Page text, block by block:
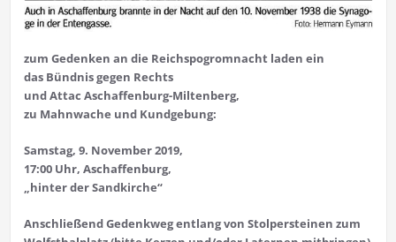
zum Gedenken an die Reichs­pogromnacht laden ein
das Bündnis gegen Rechts
und Attac Aschaffenburg-Miltenberg,
zu Mahnwache und Kundgebung:
Samstag, 9. November 2019,
17:00 Uhr, Aschaffenburg,
„hinter der Sandkirche“
Anschließend Gedenkweg entlang von Stolpersteinen zum